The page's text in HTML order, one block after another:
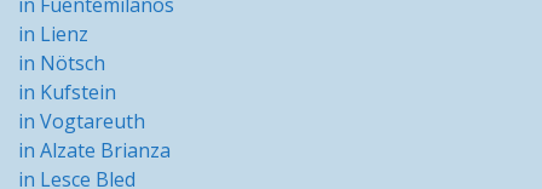
in Lienz
in Nötsch
in Kufstein
in Vogtareuth
in Alzate Brianza
in Lesce Bled